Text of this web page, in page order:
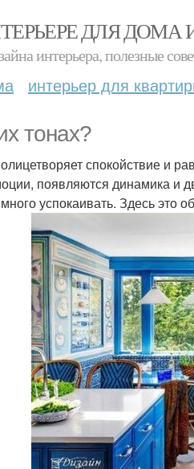
ДЛЯ ДОМА
интерьера, полезные
интерьер для
тонах?
спокойствие и
появляются динамика и
успокаивать. Здесь это